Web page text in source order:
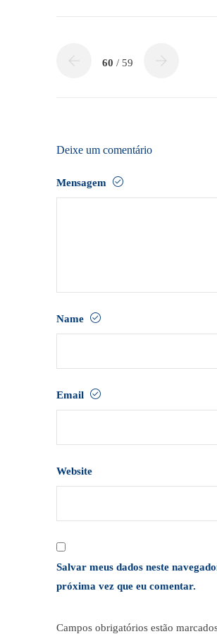
60 / 59
Deixe um comentário
Mensagem
Name
Email
Website
Salvar meus dados neste
próxima vez que eu comentar.
Campos obrigatórios estão